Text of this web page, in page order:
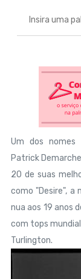
Um dos nomes
Patrick
20 de suas
como "Desire", a
nua aos 19 anos
com tops
Turlington.